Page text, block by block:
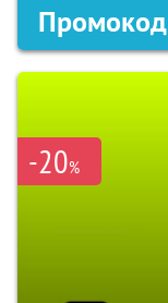
Промокод
-20%